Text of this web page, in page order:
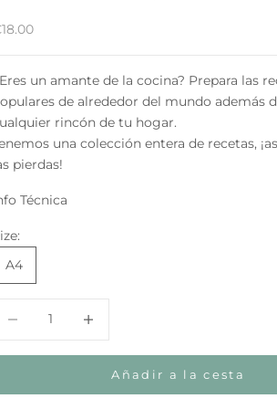
de oferta
un amante de la cocina? Prepara las
de alrededor del mundo además
rincón de tu hogar.
una colección entera de recetas,
pierdas!
Técnica
A4
Añadir a la cesta